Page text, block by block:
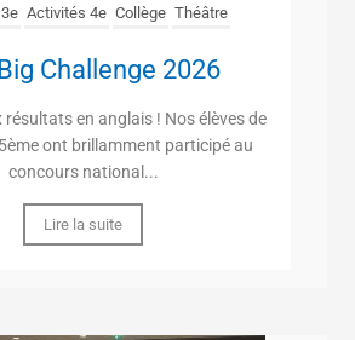
Activités 4e Collège Théâtre
Challenge 2026
résultats en anglais ! Nos élèves de
ont brillamment participé au
concours national...
Lire la suite